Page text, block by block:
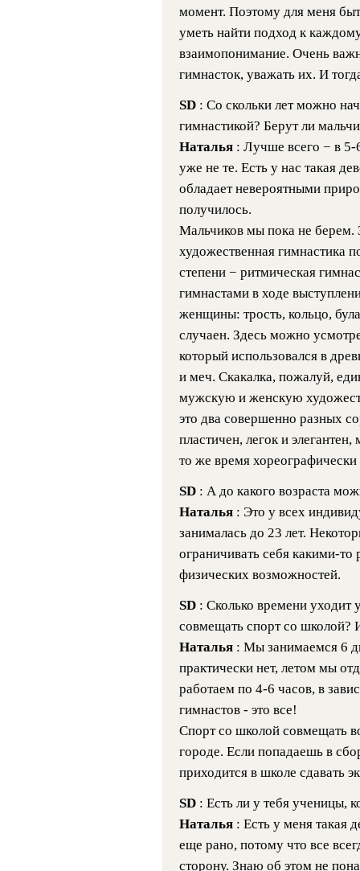
момент. Поэтому для меня
уметь найти подход к
взаимопонимание. Очень
гимнасток, уважать их. И
SD : Со скольки лет можно
гимнастикой? Берут ли
Наталья : Лучше всего − в 5-
уже не те. Есть у нас такая
обладает невероятными
получилось.
Мальчиков мы пока не
художественная гимнастика
степени − ритмическая
гимнастами в ходе
женщины: трость, кольцо,
случаен. Здесь можно
который использовался в
и меч. Скакалка, пожалуй,
мужскую и женскую
это два совершенно разных
пластичен, легок и
то же время хореографически
SD : А до какого возраста
Наталья : Это у всех
занималась до 23 лет.
ограничивать себя какими-то
физических возможностей.
SD : Сколько времени уходит
совмещать спорт со школой?
Наталья : Мы занимаемся 6
практически нет, летом мы
работаем по 4-6 часов, в
гимнастов - это все!
Спорт со школой совмещать
городе. Если попадаешь в
приходится в школе сдавать
SD : Есть ли у тебя ученицы,
Наталья : Есть у меня такая
еще рано, потому что все
сторону. Знаю об этом не